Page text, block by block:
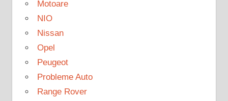
Motoare
NIO
Nissan
Opel
Peugeot
Probleme Auto
Range Rover